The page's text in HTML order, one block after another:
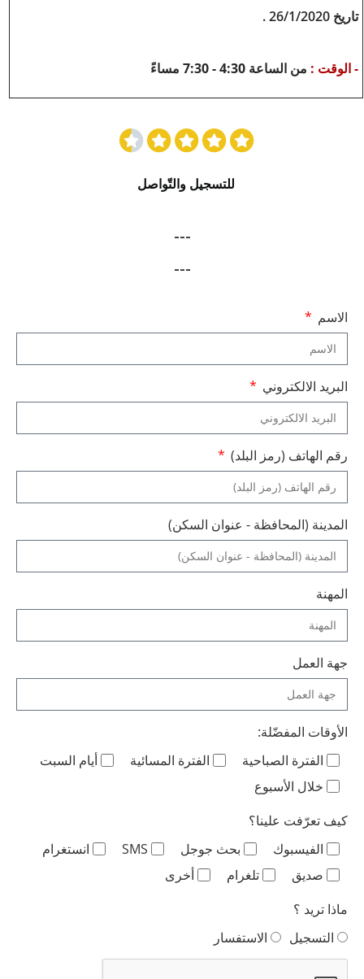
تاريخ 26/1/2020 .
- الوقت : من الساعة 4:30 - 7:30 مساءً
للتسجيل والتّواصل
---
---
الاسم
البريد الالكتروني
رقم الهاتف (رمز البلد)
المدينة (المحافظة - عنوان السكن)
المهنة
جهة العمل
الأوقات المفضّلة:
الفترة الصباحية
الفترة المسائية
أيام السبت
خلال الأسبوع
كيف تعرّفت علينا؟
الفيسبوك
بحث جوجل SMS
انستغرام
صديق
تلغرام
أخرى
ماذا تريد ؟
التسجيل
الاستفسار